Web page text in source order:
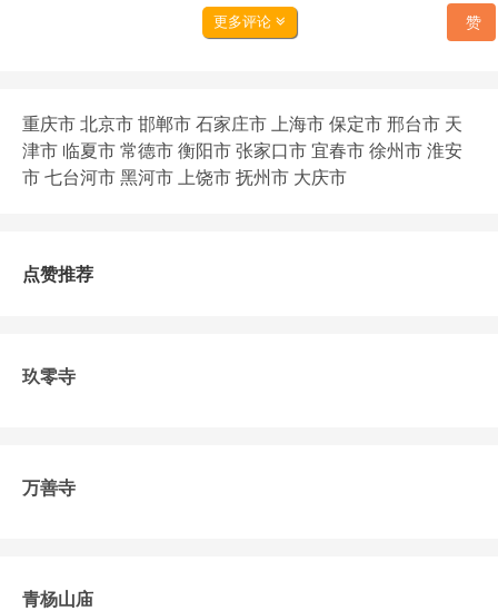
赞
更多评论
重庆市 北京市 邯郸市 石家庄市 上海市 保定市 邢台市 天
津市 临夏市 常德市 衡阳市 张家口市 宜春市 徐州市 淮安
市 七台河市 黑河市 上饶市 抚州市 大庆市
点赞推荐
玖零寺
万善寺
青杨山庙